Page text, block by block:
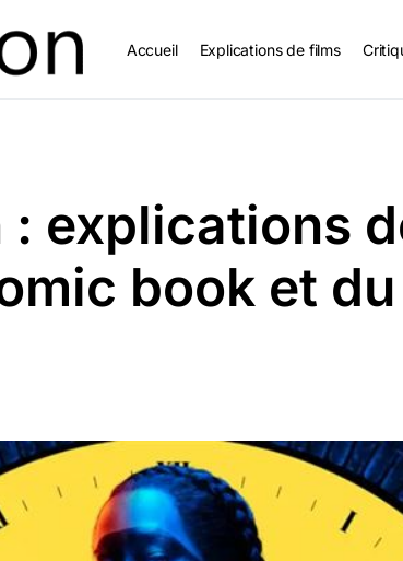
Accueil Explications de films
explications
book et